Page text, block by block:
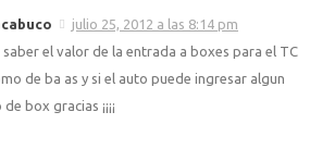
julio 25, 2012 a las 8:14 pm
el valor de la entrada a boxes para el TC
de ba as y si el auto puede ingresar algun
box gracias ¡¡¡¡